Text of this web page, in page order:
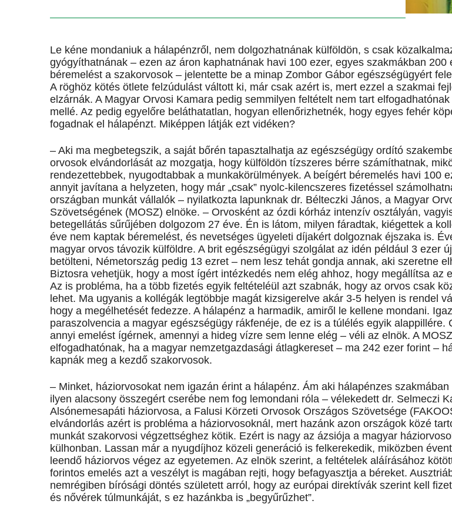
Le kéne mondaniuk a hálapénzről, nem dolgozhatnának külföldön, s csak
gyógyíthatnának – ezen az áron kaphatnának havi 100 ezer, egyes szakmákban 200
béremelést a szakorvosok – jelentette be a minap Zombor Gábor egészségügyért
A röghöz kötés ötlete felzúdulást váltott ki, már csak azért is, mert ezzel a szakmai
elzárnák. A Magyar Orvosi Kamara pedig semmilyen feltételt nem tart
mellé. Az pedig egyelőre beláthatatlan, hogyan ellenőrizhetnék, hogy egyes fehér
fogadnak el hálapénzt. Miképpen látják ezt vidéken?
– Aki ma megbetegszik, a saját bőrén tapasztalhatja az egészségügy ordító
orvosok elvándorlását az mozgatja, hogy külföldön tízszeres bérre számíthatnak,
rendezettebbek, nyugodtabbak a munkakörülmények. A beígért béremelés havi 100
annyit javítana a helyzeten, hogy már „csak” nyolc-kilencszeres fizetéssel
országban munkát vállalók – nyilatkozta lapunknak dr. Bélteczki János, a Magyar
Szövetségének (MOSZ) elnöke. – Orvosként az ózdi kórház intenzív osztályán,
betegellátás sűrűjében dolgozom 27 éve. Én is látom, milyen fáradtak, kiégettek a
éve nem kaptak béremelést, és nevetséges ügyeleti díjakért dolgoznak éjszaka is.
magyar orvos távozik külföldre. A brit egészségügyi szolgálat az idén például 3 ezer
betölteni, Németország pedig 13 ezret – nem lesz tehát gondja annak, aki szeretne
Biztosra vehetjük, hogy a most ígért intézkedés nem elég ahhoz, hogy megállítsa az
Az is probléma, ha a több fizetés egyik feltételéül azt szabnák, hogy az orvos csak
lehet. Ma ugyanis a kollégák legtöbbje magát kizsigerelve akár 3-5 helyen is rendel
hogy a megélhetését fedezze. A hálapénz a harmadik, amiről le kellene mondani.
paraszolvencia a magyar egészségügy rákfenéje, de ez is a túlélés egyik alappillére.
annyi emelést ígérnek, amennyi a hideg vízre sem lenne elég – véli az elnök. A
elfogadhatónak, ha a magyar nemzetgazdasági átlagkereset – ma 242 ezer forint –
kapnák meg a kezdő szakorvosok.
– Minket, háziorvosokat nem igazán érint a hálapénz. Ám aki hálapénzes
ilyen alacsony összegért cserébe nem fog lemondani róla – vélekedett dr. Selmeczi
Alsónemesapáti háziorvosa, a Falusi Körzeti Orvosok Országos Szövetsége
elvándorlás azért is probléma a háziorvosoknál, mert hazánk azon országok közé
munkát szakorvosi végzettséghez kötik. Ezért is nagy az ázsiója a magyar
külhonban. Lassan már a nyugdíjhoz közeli generáció is felkerekedik, miközben
leendő háziorvos végez az egyetemen. Az elnök szerint, a feltételek aláírásához
forintos emelés azt a veszélyt is magában rejti, hogy befagyasztja a béreket.
nemrégiben bírósági döntés született arról, hogy az európai direktívák szerint kell
és nővérek túlmunkáját, s ez hazánkba is „begyűrűzhet”.